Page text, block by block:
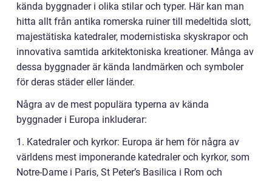
kända byggnader i olika stilar och typer. Här kan man
hitta allt från antika romerska ruiner till medeltida slott,
majestätiska katedraler, modernistiska skyskrapor och
innovativa samtida arkitektoniska kreationer. Många av
dessa byggnader är kända landmärken och symboler
för deras städer eller länder.
Några av de mest populära typerna av kända
byggnader i Europa inkluderar:
1. Katedraler och kyrkor: Europa är hem för några av
världens mest imponerande katedraler och kyrkor, som
Notre-Dame i Paris, St Peter’s Basilica i Rom och